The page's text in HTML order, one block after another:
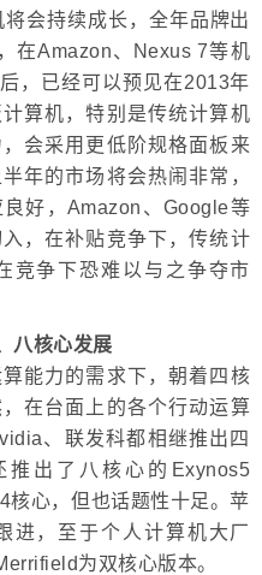
会持续成长，全年品牌出
在Amazon、Nexus 7等机
，已经可以预见在2013年
算机，特别是传统计算机
会采用更低阶规格面板来
年的市场将会热闹非常，
好，Amazon、Google等
，在补贴竞争下，传统计
竞争下恐难以与之争夺市
八核心发展
能力的需求下，朝着四核
在台面上的各个行动运算
、联发科都相继推出四
出了八核心的Exynos5
核心，但也话题性十足。苹
进，至于个人计算机大厂
为双核心版本。